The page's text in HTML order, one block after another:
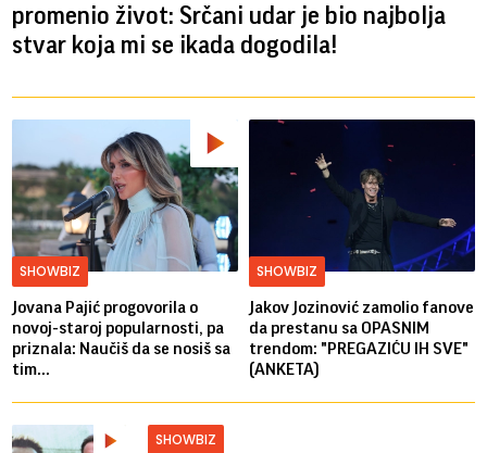
promenio život: Srčani udar je bio najbolja
stvar koja mi se ikada dogodila!
SHOWBIZ
Jovana Pajić progovorila o
novoj-staroj popularnosti, pa
priznala: Naučiš da se nosiš sa
tim...
SHOWBIZ
Jakov Jozinović zamolio fanove
da prestanu sa OPASNIM
trendom: "PREGAZIĆU IH SVE"
(ANKETA)
SHOWBIZ